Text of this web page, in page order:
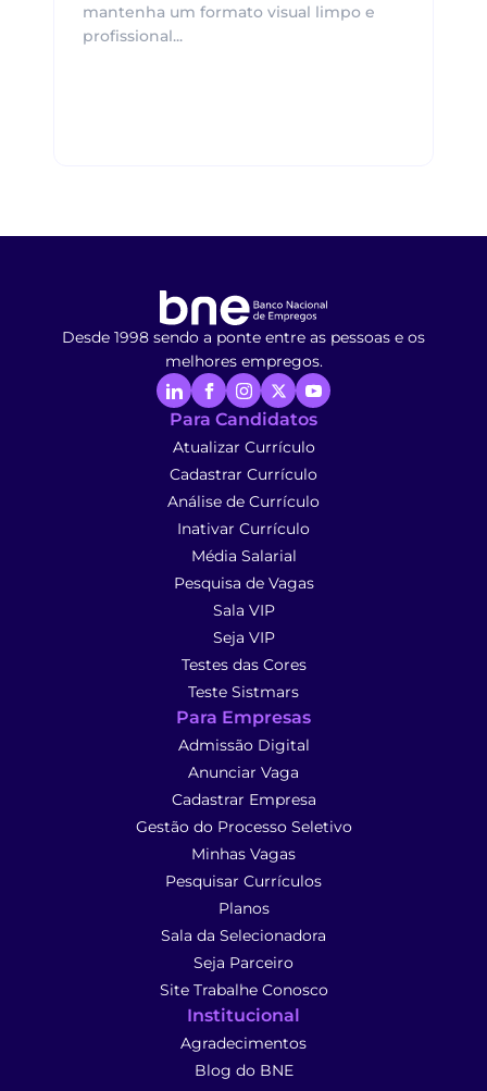
mantenha um formato visual limpo e
profissional...
Desde 1998 sendo a ponte entre as pessoas e os
melhores empregos.
Para Candidatos
Atualizar Currículo
Cadastrar Currículo
Análise de Currículo
Inativar Currículo
Média Salarial
Pesquisa de Vagas
Sala VIP
Seja VIP
Testes das Cores
Teste Sistmars
Para Empresas
Admissão Digital
Anunciar Vaga
Cadastrar Empresa
Gestão do Processo Seletivo
Minhas Vagas
Pesquisar Currículos
Planos
Sala da Selecionadora
Seja Parceiro
Site Trabalhe Conosco
Institucional
Agradecimentos
Blog do BNE